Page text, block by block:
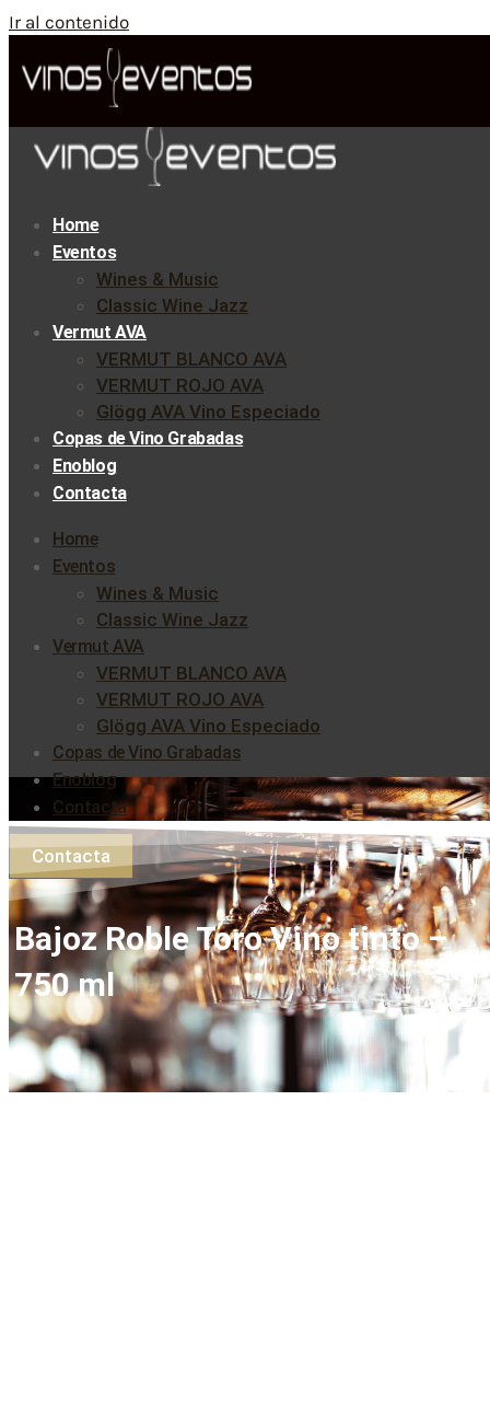
Ir al contenido
Home
Eventos
Wines & Music
Classic Wine Jazz
Vermut AVA
VERMUT BLANCO AVA
VERMUT ROJO AVA
Glögg AVA Vino Especiado
Copas de Vino Grabadas
Enoblog
Contacta
Home
Eventos
Wines & Music
Classic Wine Jazz
Vermut AVA
VERMUT BLANCO AVA
VERMUT ROJO AVA
Glögg AVA Vino Especiado
Copas de Vino Grabadas
Enoblog
Contacta
Contacta
Bajoz Roble Toro Vino tinto –
750 ml